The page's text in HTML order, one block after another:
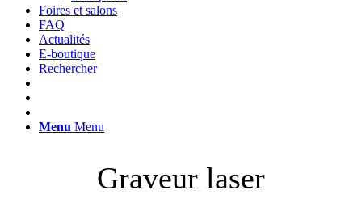
Foires et salons
FAQ
Actualités
E-boutique
Rechercher
Menu Menu
Graveur laser